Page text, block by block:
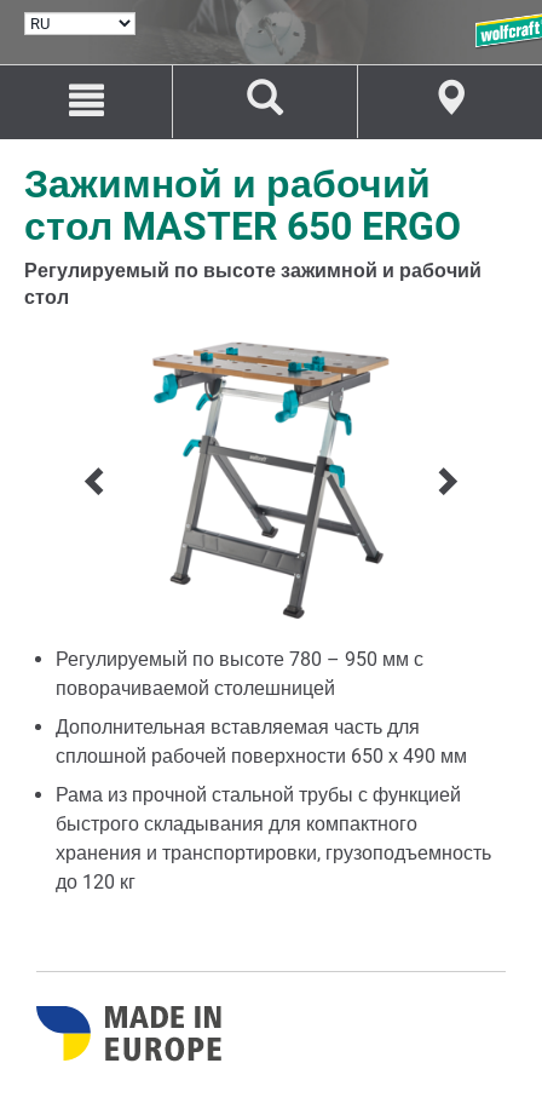
ВЫБРАТЬ
Перейти
содержанию
Перейти
навигации
Зажимной и рабочий
стол MASTER 650 ERGO
Регулируемый по высоте зажимной и рабочий
стол
Регулируемый по высоте 780 – 950 мм с
поворачиваемой столешницей
Дополнительная вставляемая часть для
сплошной рабочей поверхности 650 х 490 мм
Рама из прочной стальной трубы с функцией
быстрого складывания для компактного
хранения и транспортировки, грузоподъемность
до 120 кг